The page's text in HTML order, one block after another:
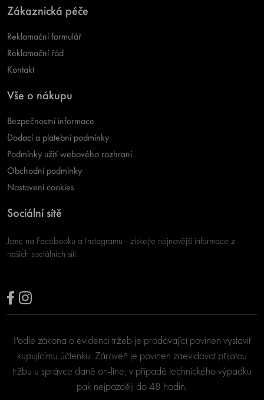
Zákaznická péče
Reklamační formulář
Reklamační řád
Kontakt
Vše o nákupu
Bezpečnostní informace
Dodací a platební podmínky
Podmínky užití webového rozhraní
Obchodní podmínky
Nastavení cookies
Sociální sítě
Jsme na Facebooku a Instagramu - získejte nejnovější informace z
našich sociálních sítí.
Podle zákona o evidenci tržeb je prodávající povinen vystavit
kupujícímu účtenku. Zároveň je povinen zaevidovat přijatou
tržbu u správce daně on-line; v případě technického výpadku
pak nejpozději do 48 hodin.